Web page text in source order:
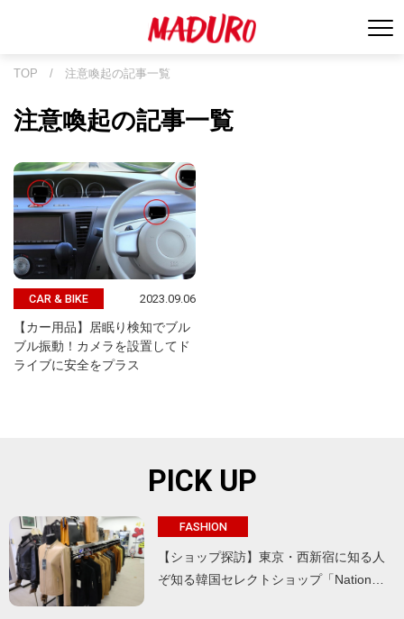
TOP / 注意喚起の記事一覧
注意喚起の記事一覧
CAR & BIKE 2023.09.06
【カー用品】居眠り検知でブル
ブル振動！カメラを設置してド
ライブに安全をプラス
PICK UP
FASHION
【ショップ探訪】東京・西新宿に知る人
ぞ知る韓国セレクトショップ「Nation…